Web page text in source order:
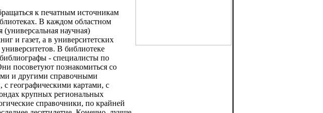
к печатным источникам
В каждом областном
(универсальная научная)
и газет, а в университетских
В библиотеке
- специалисты по
посоветуют познакомиться со
и другими справочными
с географическими картами, с
крупных региональных
справочники, по крайней